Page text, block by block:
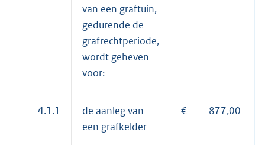
van een graftuin,
gedurende de
grafrechtperiode,
wordt geheven
voor:
4.1.1
de aanleg van
een grafkelder
€ 877,00